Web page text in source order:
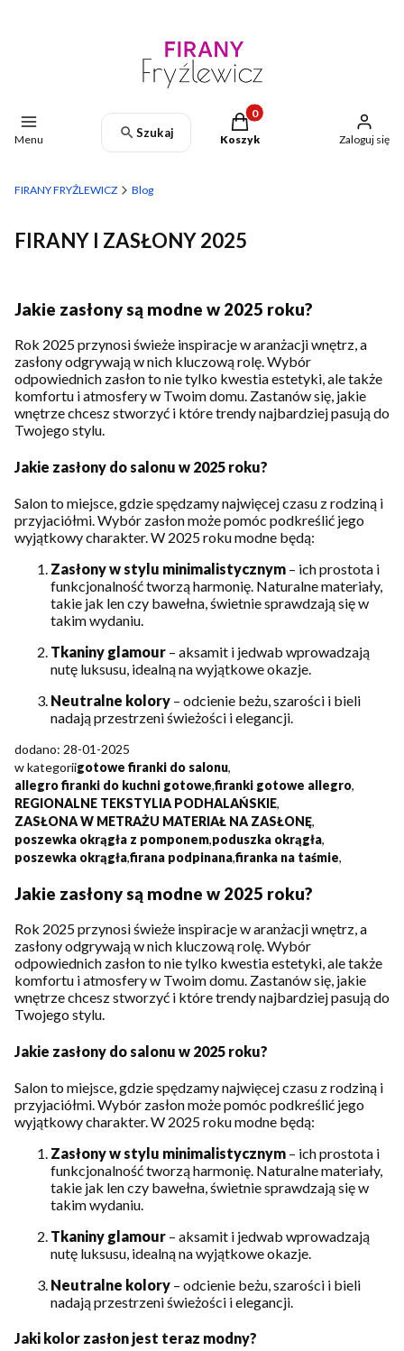
Menu Szukaj
Produkty w koszyku: 0.
Koszyk Zaloguj się
FIRANY FRYŹLEWICZ Blog
FIRANY I ZASŁONY 2025
Jakie zasłony są modne w 2025 roku?
Rok 2025 przynosi świeże inspiracje w aranżacji wnętrz, a
zasłony odgrywają w nich kluczową rolę. Wybór
odpowiednich zasłon to nie tylko kwestia estetyki, ale także
komfortu i atmosfery w Twoim domu. Zastanów się, jakie
wnętrze chcesz stworzyć i które trendy najbardziej pasują do
Twojego stylu.
Jakie zasłony do salonu w 2025 roku?
Salon to miejsce, gdzie spędzamy najwięcej czasu z rodziną i
przyjaciółmi. Wybór zasłon może pomóc podkreślić jego
wyjątkowy charakter. W 2025 roku modne będą:
Zasłony w stylu minimalistycznym – ich prostota i
funkcjonalność tworzą harmonię. Naturalne materiały,
takie jak len czy bawełna, świetnie sprawdzają się w
takim wydaniu.
Tkaniny glamour – aksamit i jedwab wprowadzają
nutę luksusu, idealną na wyjątkowe okazje.
Neutralne kolory – odcienie beżu, szarości i bieli
nadają przestrzeni świeżości i elegancji.
dodano: 28-01-2025
w kategoriigotowe firanki do salonu,
allegro firanki do kuchni gotowe,firanki gotowe allegro,
REGIONALNE TEKSTYLIA PODHALAŃSKIE,
ZASŁONA W METRAŻU MATERIAŁ NA ZASŁONĘ,
poszewka okrągła z pomponem,poduszka okrągła,
poszewka okrągła,firana podpinana,firanka na taśmie,
Jakie zasłony są modne w 2025 roku?
Rok 2025 przynosi świeże inspiracje w aranżacji wnętrz, a
zasłony odgrywają w nich kluczową rolę. Wybór
odpowiednich zasłon to nie tylko kwestia estetyki, ale także
komfortu i atmosfery w Twoim domu. Zastanów się, jakie
wnętrze chcesz stworzyć i które trendy najbardziej pasują do
Twojego stylu.
Jakie zasłony do salonu w 2025 roku?
Salon to miejsce, gdzie spędzamy najwięcej czasu z rodziną i
przyjaciółmi. Wybór zasłon może pomóc podkreślić jego
wyjątkowy charakter. W 2025 roku modne będą:
Zasłony w stylu minimalistycznym – ich prostota i
funkcjonalność tworzą harmonię. Naturalne materiały,
takie jak len czy bawełna, świetnie sprawdzają się w
takim wydaniu.
Tkaniny glamour – aksamit i jedwab wprowadzają
nutę luksusu, idealną na wyjątkowe okazje.
Neutralne kolory – odcienie beżu, szarości i bieli
nadają przestrzeni świeżości i elegancji.
Jaki kolor zasłon jest teraz modny?